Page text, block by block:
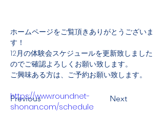
Previous Next
ホームページをご覧頂きありがとうございま
す！
12月の体験会スケジュールを更新致しました
のでご確認よろしくお願い致します。
ご興味ある方は、ご予約お願い致します。
https://www.roundnet-
shonan.com/schedule